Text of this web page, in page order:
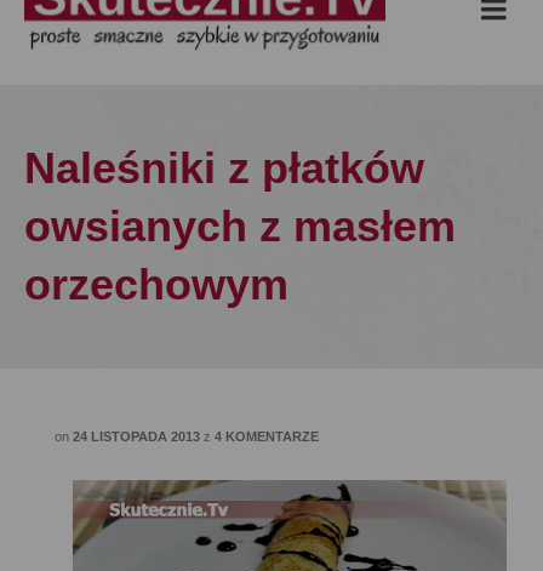
Naleśniki z płatków
owsianych z masłem
orzechowym
on 24 LISTOPADA 2013 z 4 KOMENTARZE